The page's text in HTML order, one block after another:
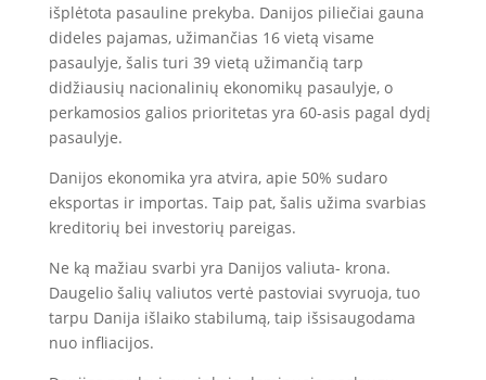
išplėtota pasauline prekyba. Danijos piliečiai gauna
dideles pajamas, užimančias 16 vietą visame
pasaulyje, šalis turi 39 vietą užimančią tarp
didžiausių nacionalinių ekonomikų pasaulyje, o
perkamosios galios prioritetas yra 60-asis pagal dydį
pasaulyje.
Danijos ekonomika yra atvira, apie 50% sudaro
eksportas ir importas. Taip pat, šalis užima svarbias
kreditorių bei investorių pareigas.
Ne ką mažiau svarbi yra Danijos valiuta- krona.
Daugelio šalių valiutos vertė pastoviai svyruoja, tuo
tarpu Danija išlaiko stabilumą, taip išsisaugodama
nuo infliacijos.